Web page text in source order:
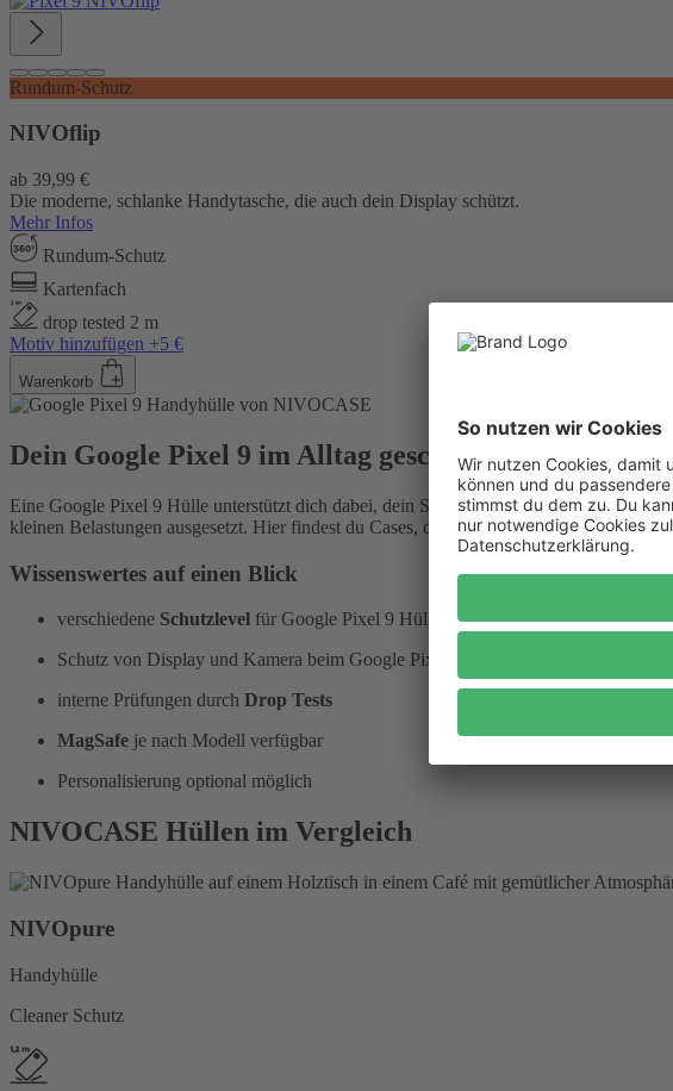
Rundum-Schutz
NIVOflip
ab 39,99 €
Die moderne, schlanke Handytasche, die auch dein Display schützt.
Mehr Infos
Rundum-Schutz
Kartenfach
drop tested 2 m
Motiv hinzufügen +5 €
Warenkorb
Dein Google Pixel 9 im Alltag geschützt
Eine Google Pixel 9 Hülle unterstützt dich dabei, dein Smartphone zuverlässig durch
kleinen Belastungen ausgesetzt. Hier findest du Cases, die Schutz und komfortable
Wissenswertes auf einen Blick
verschiedene Schutzlevel für Google Pixel 9 Hüllen
Schutz von Display und Kamera beim Google Pixel 9
interne Prüfungen durch Drop Tests
MagSafe je nach Modell verfügbar
Personalisierung optional möglich
NIVOCASE Hüllen im Vergleich
NIVOpure
Handyhülle
Cleaner Schutz